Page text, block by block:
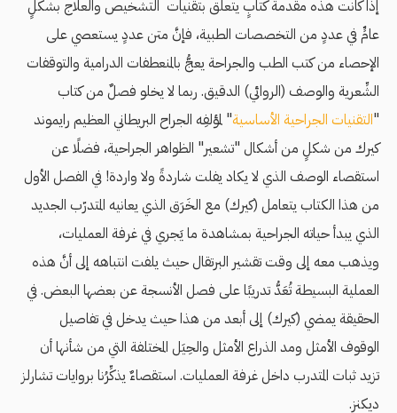
إذا كانت هذه مقدمةَ كتابٍ يتعلق بتقنيات التشخيص والعلاج بشكلٍ
عامٍّ في عددٍ من التخصصات الطبية، فإنَّ متن عددٍ يستعصي على
الإحصاء من كتب الطب والجراحة يعجُّ بالمنعطفات الدرامية والتوقفات
الشِّعرية والوصف (الروائي) الدقيق. ربما لا يخلو فصلٌ من كتاب
"التقنيات الجراحية الأساسية" لمؤلفِه الجراح البريطاني العظيم رايموند
كيرك من شكلٍ من أشكال "تشعير" الظواهر الجراحية، فضلًا عن
استقصاء الوصف الذي لا يكاد يفلت شاردةً ولا واردة! في الفصل الأول
من هذا الكتاب يتعامل (كيرك) مع الخَرَق الذي يعانيه المتدرّب الجديد
الذي يبدأ حياته الجراحية بمشاهدة ما يَجري في غرفة العمليات،
ويذهب معه إلى وقت تقشير البرتقال حيث يلفت انتباهه إلى أنَّ هذه
العملية البسيطة تُعَدُّ تدريبًا على فصل الأنسجة عن بعضها البعض. في
الحقيقة يمضي (كيرك) إلى أبعد من هذا حيث يدخل في تفاصيل
الوقوف الأمثل ومد الذراع الأمثل والحِيَل المختلفة التي من شأنها أن
تزيد ثبات المتدرب داخل غرفة العمليات. استقصاءٌ يذكِّرُنا بروايات تشارلز
ديكنز.